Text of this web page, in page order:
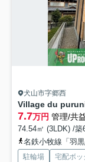
犬山市字郷西
Village du
7.7万円 管理/共
74.54㎡ (3LDK) /築
名鉄小牧線「羽
駐輪場 宅配ボッ